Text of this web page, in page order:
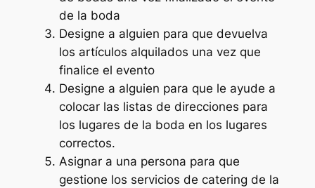
de la boda
Designe a alguien para que devuelva
los artículos alquilados una vez que
finalice el evento
Designe a alguien para que le ayude a
colocar las listas de direcciones para
los lugares de la boda en los lugares
correctos.
Asignar a una persona para que
gestione los servicios de catering de la